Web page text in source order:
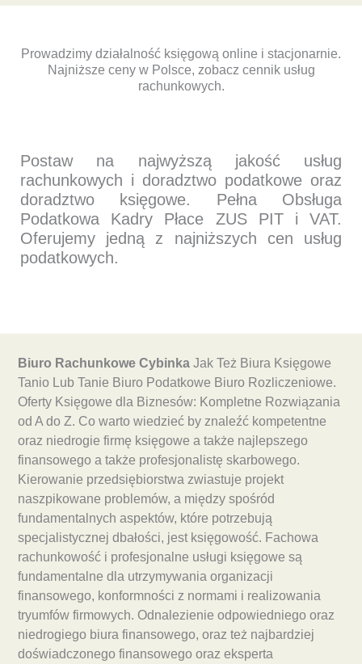
Prowadzimy działalność księgową online i stacjonarnie.
Najniższe ceny w Polsce, zobacz cennik usług
rachunkowych.
Postaw na najwyższą jakość usług
rachunkowych i doradztwo podatkowe oraz
doradztwo księgowe. Pełna Obsługa
Podatkowa Kadry Płace ZUS PIT i VAT.
Oferujemy jedną z najniższych cen usług
podatkowych.
Biuro Rachunkowe Cybinka Jak Też Biura Księgowe
Tanio Lub Tanie Biuro Podatkowe Biuro Rozliczeniowe.
Oferty Księgowe dla Biznesów: Kompletne Rozwiązania
od A do Z. Co warto wiedzieć by znaleźć kompetentne
oraz niedrogie firmę księgowe a także najlepszego
finansowego a także profesjonalistę skarbowego.
Kierowanie przedsiębiorstwa zwiastuje projekt
naszpikowane problemów, a między spośród
fundamentalnych aspektów, które potrzebują
specjalistycznej dbałości, jest księgowość. Fachowa
rachunkowość i profesjonalne usługi księgowe są
fundamentalne dla utrzymywania organizacji
finansowego, konformności z normami i realizowania
tryumfów firmowych. Odnalezienie odpowiedniego oraz
niedrogiego biura finansowego, oraz też najbardziej
doświadczonego finansowego oraz eksperta